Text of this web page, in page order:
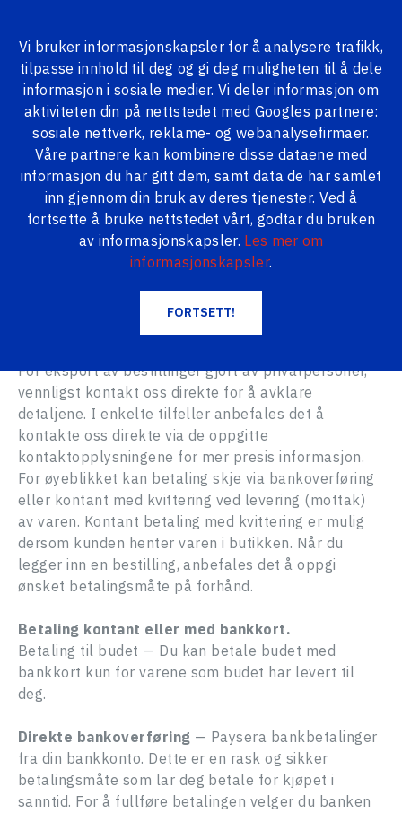
Vi bruker informasjonskapsler for å analysere trafikk,
tilpasse innhold til deg og gi deg muligheten til å dele
informasjon i sosiale medier. Vi deler informasjon om
aktiviteten din på nettstedet med Googles partnere:
sosiale nettverk, reklame- og webanalysefirmaer.
Våre partnere kan kombinere disse dataene med
informasjon du har gitt dem, samt data de har samlet
inn gjennom din bruk av deres tjenester. Ved å
fortsette å bruke nettstedet vårt, godtar du bruken
av informasjonskapsler. Les mer om
informasjonskapsler.
FORTSETT!
ALLE PRODUKTER
Betalingsmåter
BETALINGSMÅTER
Alle priser på nettsiden er oppgitt i euro med 21 %
mva. Bestillinger tas imot både fra privatpersoner
selskap med gyldig EU mva-registreringsnummer
For eksport av bestillinger gjort av privatpersoner,
vennligst kontakt oss direkte for å avklare
detaljene. I enkelte tilfeller anbefales det å
kontakte oss direkte via de oppgitte
kontaktopplysningene for mer presis informasjon.
For øyeblikket kan betaling skje via bankoverføring
eller kontant med kvittering ved levering (mottak)
av varen. Kontant betaling med kvittering er mulig
dersom kunden henter varen i butikken. Når du
legger inn en bestilling, anbefales det å oppgi
ønsket betalingsmåte på forhånd.
Betaling kontant eller med bankkort.
Betaling til budet — Du kan betale budet med
bankkort kun for varene som budet har levert til
deg.
Direkte bankoverføring — Paysera bankbetalinger
fra din bankkonto. Dette er en rask og sikker
betalingsmåte som lar deg betale for kjøpet i
sanntid. For å fullføre betalingen velger du banken